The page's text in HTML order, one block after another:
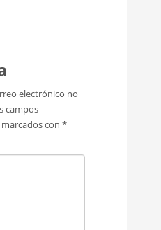
electrónico no
campos
con *